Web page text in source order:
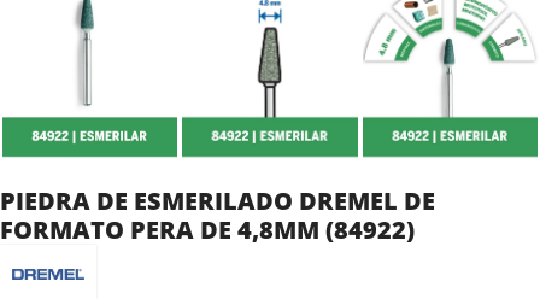
PIEDRA DE ESMERILADO DREMEL DE
FORMATO PERA DE 4,8MM (84922)